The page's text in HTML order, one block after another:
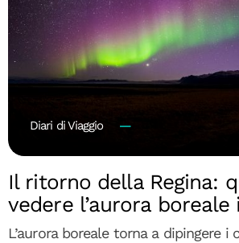
Diari di Viaggio
Il ritorno della Regina:
vedere l’aurora boreale
L’aurora boreale torna a dipingere i